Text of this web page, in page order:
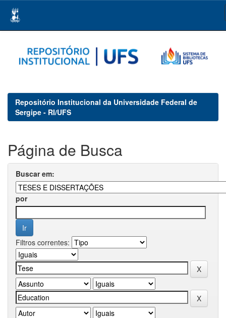
navigation
Repositório Institucional da Universidade Federal de
Sergipe - RI/UFS
Página de Busca
Buscar em:
por
Filtros correntes: